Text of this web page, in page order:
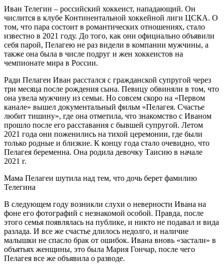
Иван Телегин – российский хоккеист, нападающий. Он
числится в клубе Континентальной хоккейной лиги ЦСКА. О
том, что пара состоит в романтических отношениях, стало
известно в 2021 году. До того, как они официально объявили
себя парой, Пелагею не раз видели в компании мужчины, а
также она была в числе подруг и жен хоккеистов на
чемпионате мира в России.
Ради Пелагеи Иван расстался с гражданской супругой через
три месяца после рождения сына. Певицу обвиняли в том, что
она увела мужчину из семьи. Но совсем скоро на «Первом
канале» вышел документальный фильм «Пелагея. Счастье
любит тишину», где она отметила, что знакомство с Иваном
прошло после его расставания с бывшей супругой. Летом
2021 года они поженились на тихой церемонии, где были
только родные и близкие. К концу года стало очевидно, что
Пелагея беременна. Она родила девочку Таисию в начале
2021 г.
Мама Пелагеи шутила над тем, что дочь берет фамилию
Телегина
В следующем году возникли слухи о неверности Ивана на
фоне его фотографий с незнакомой особой. Правда, после
этого семья появлялась на публике, и никто не подавал и вида
разлада. И все же счастье длилось недолго, и наличие
малышки не спасло брак от ошибок. Ивана вновь «застали» в
объятьях женщины, это была Мария Гончар, после чего
Пелагея все же объявила о разводе.